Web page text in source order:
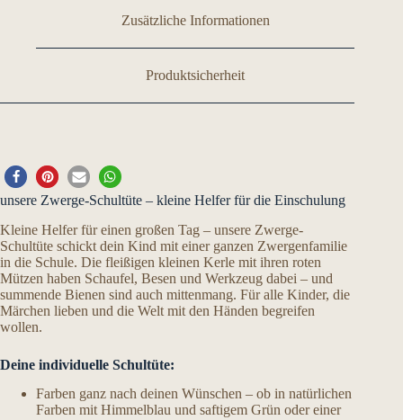
Zusätzliche Informationen
Produktsicherheit
unsere Zwerge-Schultüte – kleine Helfer für die Einschulung
Kleine Helfer für einen großen Tag – unsere Zwerge-
Schultüte schickt dein Kind mit einer ganzen Zwergenfamilie
in die Schule. Die fleißigen kleinen Kerle mit ihren roten
Mützen haben Schaufel, Besen und Werkzeug dabei – und
summende Bienen sind auch mittenmang. Für alle Kinder, die
Märchen lieben und die Welt mit den Händen begreifen
wollen.
Deine individuelle Schultüte:
Farben ganz nach deinen Wünschen – ob in natürlichen
Farben mit Himmelblau und saftigem Grün oder einer